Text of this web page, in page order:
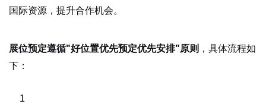
国际资源，提升合作机会。
展位预定遵循"好位置优先预定优先安排"原则 ，具体流程如
下：